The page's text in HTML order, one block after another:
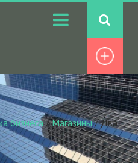
бизнеса/Магазины/Два